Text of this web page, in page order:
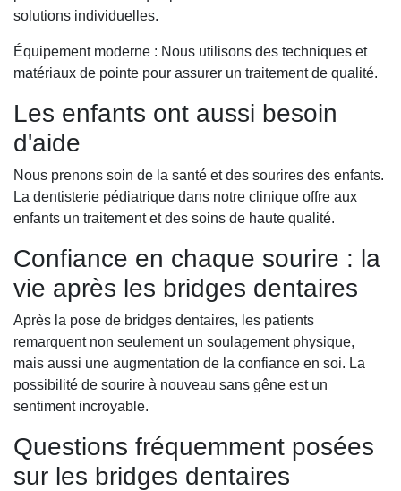
solutions individuelles.
Équipement moderne : Nous utilisons des techniques et
matériaux de pointe pour assurer un traitement de qualité.
Les enfants ont aussi besoin
d'aide
Nous prenons soin de la santé et des sourires des enfants.
La dentisterie pédiatrique dans notre clinique offre aux
enfants un traitement et des soins de haute qualité.
Confiance en chaque sourire : la
vie après les bridges dentaires
Après la pose de bridges dentaires, les patients
remarquent non seulement un soulagement physique,
mais aussi une augmentation de la confiance en soi. La
possibilité de sourire à nouveau sans gêne est un
sentiment incroyable.
Questions fréquemment posées
sur les bridges dentaires